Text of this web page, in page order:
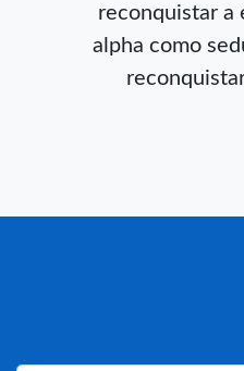
reconquistar a
alpha como